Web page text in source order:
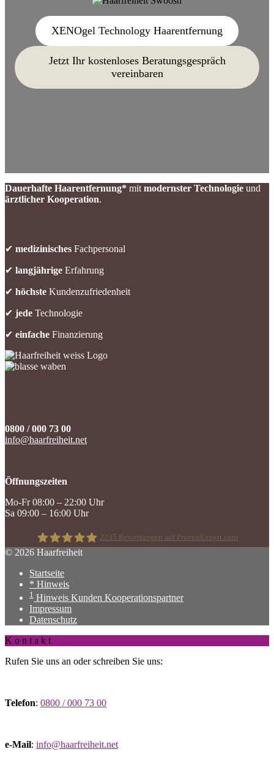
XENOgel Technology Haarentfernung
Jetzt Ihr kostenloses Beratungsgespräch
vereinbaren
Dauerhafte Haarentfernung* mit modernster Technologie und
ärztlicher Kooperation.
✔ medizinisches Fachpersonal
✔ langjährige Erfahrung
✔ höchste Kundenzufriedenheit
✔ jede Technologie
✔ einfache Finanzierung
0800 / 000 73 00
info@haarfreiheit.net
Öffnungszeiten
Mo-Fr 08:00 – 22:00 Uhr
Sa 09:00 – 16:00 Uhr
Haarfreiheit
2235 Bewertungen auf ProvenExpert.com
© 2026 Haarfreiheit
Startseite
* Hinweis
1 Hinweis Kunden Kooperationspartner
Impressum
Datenschutz
K o n t a k t
Rufen Sie uns an oder schreiben Sie uns:
Telefon: 0800 / 000 73 00
e-Mail: info@haarfreiheit.net